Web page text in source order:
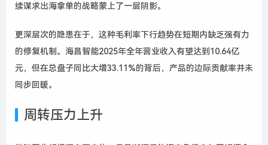
续谋求出海拿单的战略蒙上了一层阴影。
更深层次的隐患在于，这种毛利率下行趋势在短期内缺乏强有力
的修复机制。海昌智能2025年全年营业收入有望达到10.64亿
元，但在总盘子同比大增33.11%的背后，产品的边际贡献率并未
同步回暖。
周转压力上升